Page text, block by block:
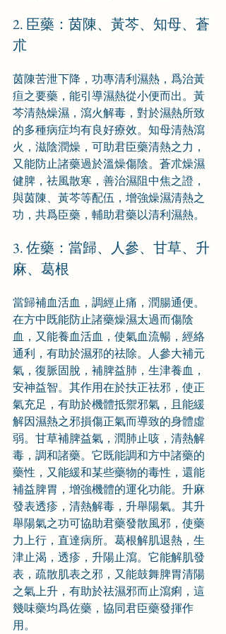
2. 臣藥：茵陳、黃芩、知母、蒼
朮
茵陳苦泄下降，功專清利濕熱，爲治黃
疸之要藥，能引導濕熱從小便而出。黃
芩清熱燥濕，瀉火解毒，對於濕熱所致
的多種病症均有良好療效。知母清熱瀉
火，滋陰潤燥，可助君臣藥清熱之力，
又能防止諸藥過於溫燥傷陰。蒼朮燥濕
健脾，祛風散寒，善治濕阻中焦之證，
與茵陳、黃芩等配伍，增強燥濕清熱之
功，共爲臣藥，輔助君藥以清利濕熱。
3. 佐藥：當歸、人參、甘草、升
麻、葛根
當歸補血活血，調經止痛，潤腸通便。
在方中既能防止諸藥燥濕太過而傷陰
血，又能養血活血，使氣血流暢，經絡
通利，有助於濕邪的祛除。人參大補元
氣，復脈固脫，補脾益肺，生津養血，
安神益智。其作用在於扶正祛邪，使正
氣充足，有助於機體抵禦邪氣，且能緩
解因濕熱之邪損傷正氣而導致的身體虛
弱。甘草補脾益氣，潤肺止咳，清熱解
毒，調和諸藥。它既能調和方中諸藥的
藥性，又能緩和某些藥物的毒性，還能
補益脾胃，增強機體的運化功能。升麻
發表透疹，清熱解毒，升舉陽氣。其升
舉陽氣之功可協助君藥發散風邪，使藥
力上行，直達病所。葛根解肌退熱，生
津止渴，透疹，升陽止瀉。它能解肌發
表，疏散肌表之邪，又能鼓舞脾胃清陽
之氣上升，有助於祛濕邪而止瀉痢，這
幾味藥均爲佐藥，協同君臣藥發揮作
用。